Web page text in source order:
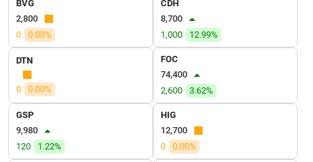
BVG
2,800
0
0.00%
CDH
8,700
1,000
12.99%
DTN
0 0.00%
FOC
74,400
2,600
3.62%
GSP
9,980
120
1.22%
HIG
12,700
0
0.00%
VỤ
TRUYỀN
THÔNG
TIỆN
ÍCH